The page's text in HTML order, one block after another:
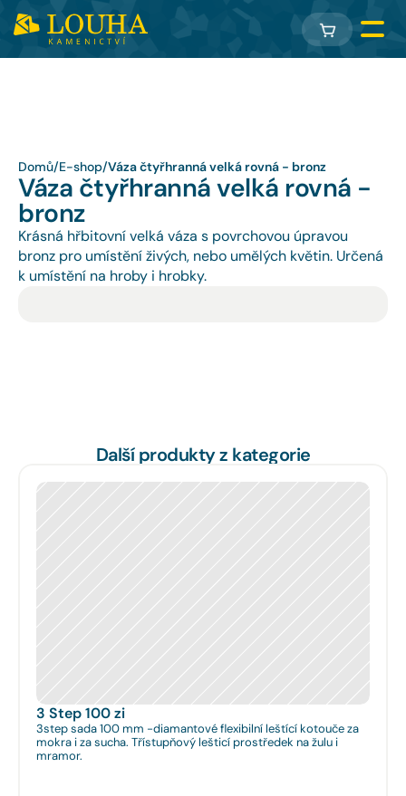
Domů/E-shop/Váza čtyřhranná velká rovná - bronz
Váza čtyřhranná velká rovná -
bronz
Krásná hřbitovní velká váza s povrchovou úpravou
bronz pro umístění živých, nebo umělých květin. Určená
k umístění na hroby i hrobky.
Další produkty z kategorie
3 Step 100 zi
3step sada 100 mm -diamantové flexibilní leštící kotouče za
mokra i za sucha. Třístupňový lešticí prostředek na žulu i
mramor.